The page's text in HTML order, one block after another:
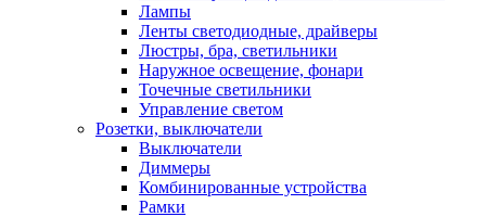
Лампы
Ленты светодиодные, драйверы
Люстры, бра, светильники
Наружное освещение, фонари
Точечные светильники
Управление светом
Розетки, выключатели
Выключатели
Диммеры
Комбинированные устройства
Рамки